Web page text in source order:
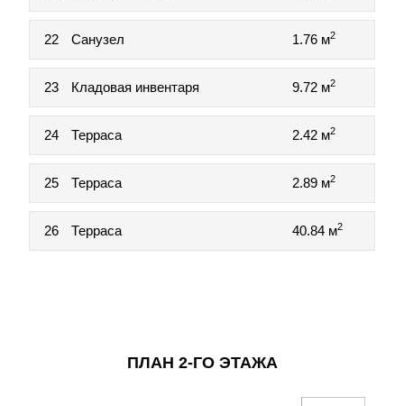
22 Санузел 1.76 м2
23 Кладовая инвентаря 9.72 м2
24 Терраса 2.42 м2
25 Терраса 2.89 м2
26 Терраса 40.84 м2
ПЛАН 2-ГО ЭТАЖА